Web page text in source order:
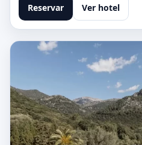
Reservar Ver hotel